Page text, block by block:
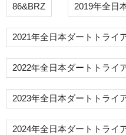
86&BRZ 2019年全日
2021年全日本ダートトライ
2022年全日本ダートトライ
2023年全日本ダートトライ
2024年全日本ダートトライ